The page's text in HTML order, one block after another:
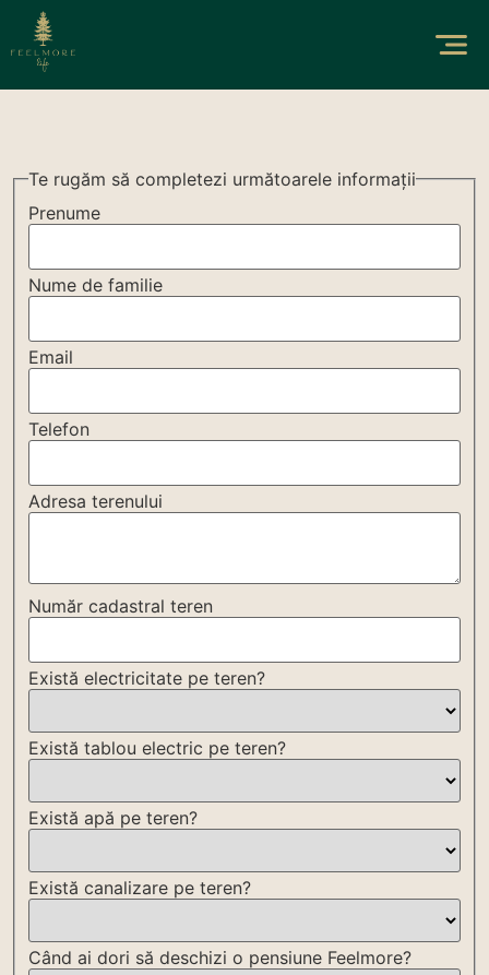
Te rugăm să completezi următoarele informații
Prenume
Nume de familie
Email
Telefon
Adresa terenului
Număr cadastral teren
Există electricitate pe teren?
Există tablou electric pe teren?
Există apă pe teren?
Există canalizare pe teren?
Când ai dori să deschizi o pensiune Feelmore?